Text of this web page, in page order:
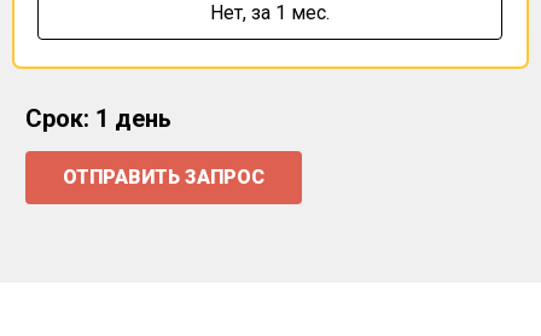
Нет, за 1 мес.
Срок: 1 день
ОТПРАВИТЬ ЗАПРОС